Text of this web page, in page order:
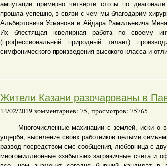
ампутации примерно четверти стопы по
прошла успешно, в связи с чем мы благодарим
Альбертовича Усманова и Айдара Рамильевича
Их блестящая ювелирная работа по своему
(профессиональный природный талант)
симфонического произведения высокого класса и
Жители Казани разочарованы в
14/02/2019 комментариев: 75, просмотров: 75765
Многочисленные махинации с землей, иски о
ущерба, выселение своих работников целыми
развод посредством смс-сообщения, любовница с
многомиллионные «забытые» заграничные счета и